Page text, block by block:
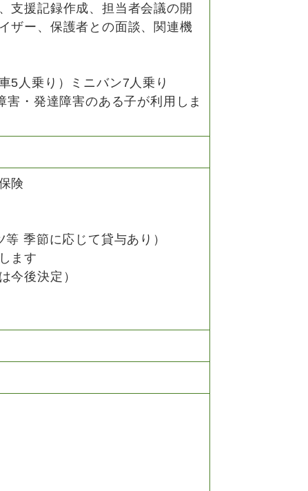
支援記録作成、担当者会議の開
ザー、保護者との面談、関連機
5人乗り）ミニバン7人乗り
・発達障害のある子が利用しま
険
季節に応じて貸与あり）
ます
今後決定）